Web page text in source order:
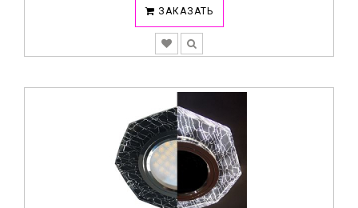
ЗАКАЗАТЬ